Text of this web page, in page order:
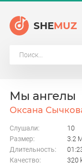
SHEMUZ
Мы ангелы
Оксана
Слушали:
10
Размер:
3.2
Длительность:
Качество:
320